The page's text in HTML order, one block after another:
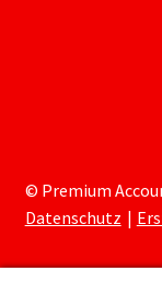
© Premium
Datenschutz